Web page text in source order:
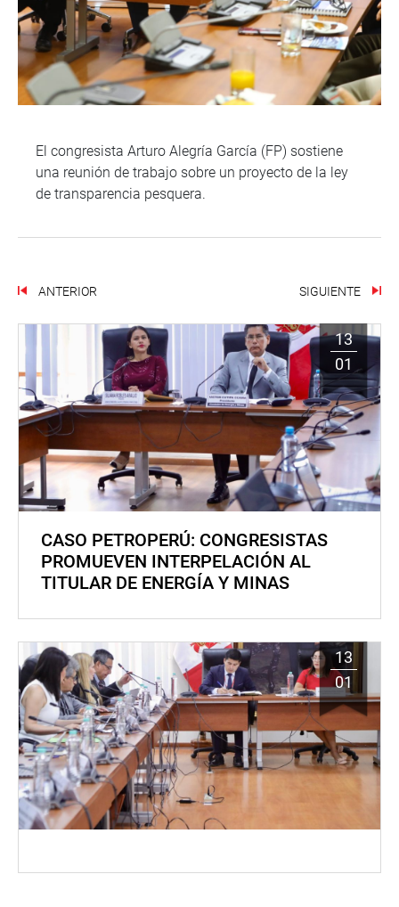
El congresista Arturo Alegría García (FP) sostiene
una reunión de trabajo sobre un proyecto de la ley
de transparencia pesquera.
ANTERIOR SIGUIENTE
13
01
CASO PETROPERÚ: CONGRESISTAS
PROMUEVEN INTERPELACIÓN AL
TITULAR DE ENERGÍA Y MINAS
13
01